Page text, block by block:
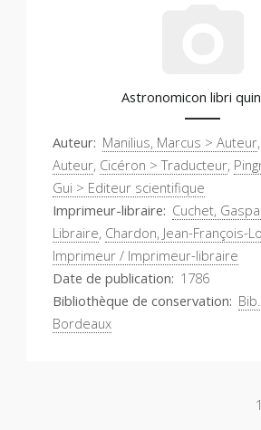
Astronomicon libri
Auteur Manilius, Marcus > Auteur
Auteur, Cicéron > Traducteur,
Gui > Editeur scientifique
Imprimeur-libraire Cuchet,
Libraire, Chardon, Jean-François-
Imprimeur / Imprimeur-libraire
Date de publication 1786
Bibliothèque de conservation
Bordeaux